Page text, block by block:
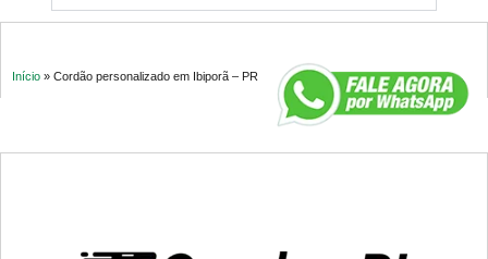
Início » Cordão personalizado em Ibiporã – PR